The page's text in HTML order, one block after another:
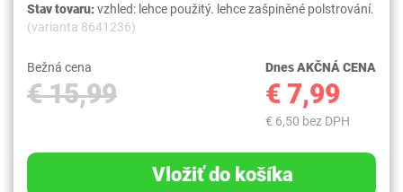
Stav tovaru:vzhled: lehce použitý. lehce zašpiněné polstrování.
(varianta 8641236)
Bežná cena
€ 15,99
Dnes AKČNÁ CENA
€ 7,99
€ 6,50 bez DPH
Vložiť do košíka